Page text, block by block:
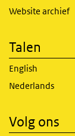
Website archief
Talen
English
Nederlands
Volg ons